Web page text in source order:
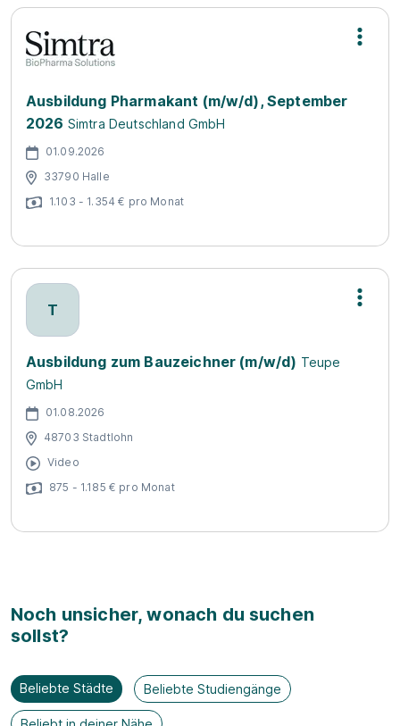
Ausbildung Pharmakant (m/w/d), September
2026 Simtra Deutschland GmbH
01.09.2026
33790 Halle
1.103 - 1.354 € pro Monat
T
Ausbildung zum Bauzeichner (m/w/d) Teupe
GmbH
01.08.2026
48703 Stadtlohn
Video
875 - 1.185 € pro Monat
Noch unsicher, wonach du suchen
sollst?
Beliebte Städte Beliebte Studiengänge